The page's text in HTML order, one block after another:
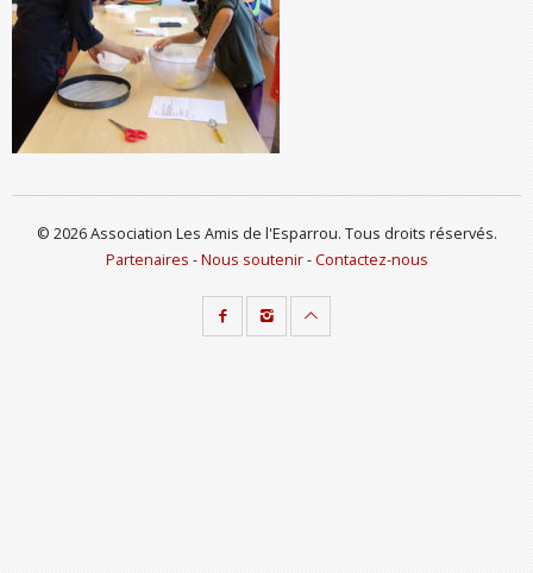
© 2026 Association Les Amis de l'Esparrou. Tous droits réservés.
Partenaires -Nous soutenir-Contactez-nous